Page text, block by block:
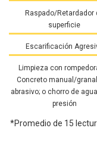
Raspado/Retardador
superficie
Escarificación
Limpieza con
Concreto manual/
abrasivo; o chorro de
presión
*Promedio de 15